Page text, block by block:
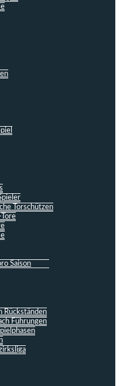
Torschützen
Saison
Rückständen
Führungen